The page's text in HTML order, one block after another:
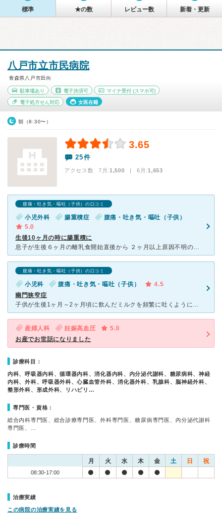
標準 ★の数 レビュー数 新着・更新
八戸市立市民病院
青森県八戸市田向
駐車場あり 電子決済可 マイナ受付 (スマホ可)
電子処方せん対応 女医在籍
朝（8:30〜）
3.65
25件
アクセス数 7月:1,500 | 6月:1,653
腹痛・吐き気・嘔吐（子供）の口コミ
小児外科 腸重積症
腹痛・吐き気・嘔吐（子供）
5.0
生後10ヶ月の時に腸重積に
息子が生後６ヶ月の離乳食開始直後から ２ヶ月以上原因不明の下痢が続いていました。 その日急に、寝ていたと思ったら 泣き叫びまた寝るというのを 繰り返す腸重積特有の症状が出て 血便が出た為、
腹痛・吐き気・嘔吐（子供）の口コミ
小児科 腹痛・吐き気・嘔吐（子供）
4.5
幽門狭窄症
子供が生後1ヶ月～2ヶ月頃に飲んだミルクを頻繁に吐くようになりました。 初めは1回のミルクを飲む量が多いせいだと思ってたのですが、吐く回数が多くなっていき吐き方も噴水のように吐き体重も増えない状態が
産婦人科 妊娠高血圧
5.0
お産でお世話になりました
診療科目：
内科、呼吸器内科、循環器内科、消化器内科、内分泌代謝科、糖尿病科、神経
内科、外科、呼吸器外科、心臓血管外科、消化器外科、乳腺科、脳神経外科、
整形外科、形成外科、リハビリ…
専門医・資格：
総合内科専門医、総合診療専門医、外科専門医、糖尿病専門医、内分泌代謝科
専門医、…
診療時間
月 火 水 木 金 土 日 祝
08:30-17:00
治療実績
この病院の治療実績を見る